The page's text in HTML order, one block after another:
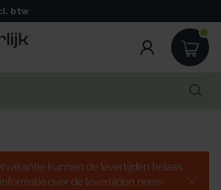
btw
kunnen de levertijden helaas
over de levertijden neem